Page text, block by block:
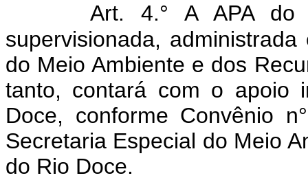
Art. 4.° A APA do
supervisionada,
do Meio Ambiente e dos
tanto, contará com o apoio
Doce, conforme Convênio
Secretaria Especial do Meio
do Rio Doce.